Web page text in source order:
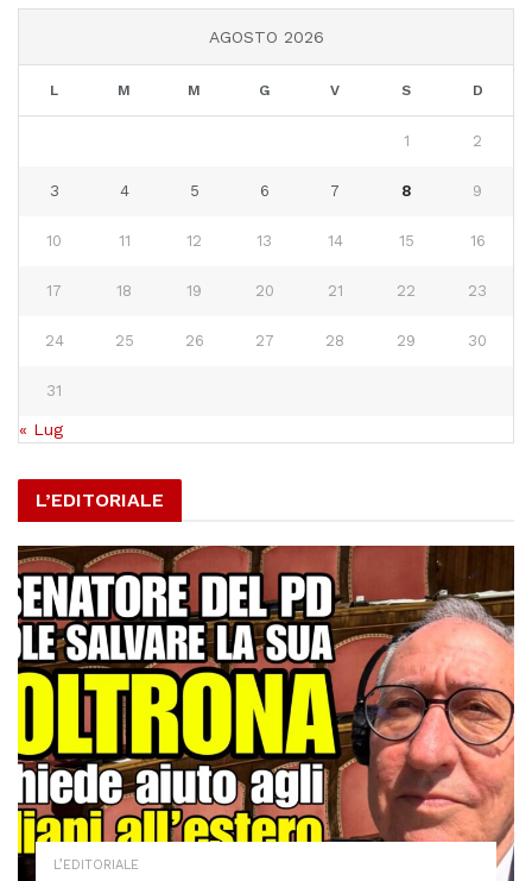
AGOSTO 2026
L M M G V S D
1 2
3 4 5 6 7 8 9
10 11 12 13 14 15 16
17 18 19 20 21 22 23
24 25 26 27 28 29 30
31
« Lug
L’EDITORIALE
L’EDITORIALE